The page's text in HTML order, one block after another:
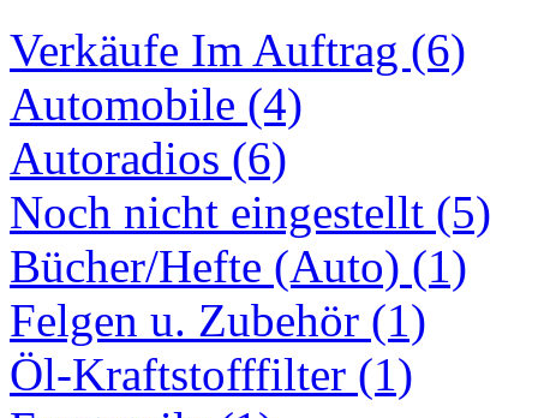
Verkäufe Im Auftrag (6)
Automobile (4)
Autoradios (6)
Noch nicht eingestellt (5)
Bücher/Hefte (Auto) (1)
Felgen u. Zubehör (1)
Öl-Kraftstofffilter (1)